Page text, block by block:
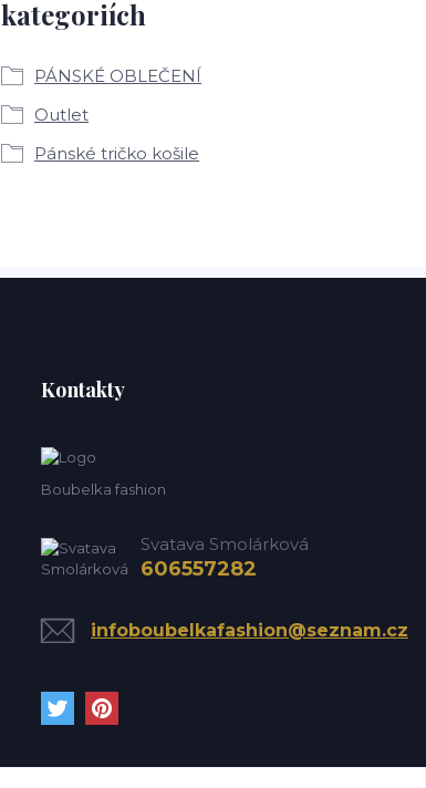
kategoriích
PÁNSKÉ OBLEČENÍ
Outlet
Pánské tričko košile
Kontakty
Boubelka fashion
Svatava Smolárková
606557282
infoboubelkafashion@seznam.cz